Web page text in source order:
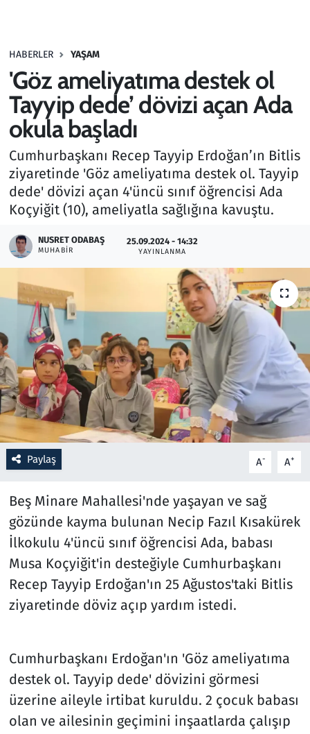
HABERLER YAŞAM
'Göz ameliyatıma destek ol
Tayyip dede’ dövizi açan Ada
okula başladı
Cumhurbaşkanı Recep Tayyip Erdoğan’ın Bitlis
ziyaretinde 'Göz ameliyatıma destek ol. Tayyip
dede' dövizi açan 4'üncü sınıf öğrencisi Ada
Koçyiğit (10), ameliyatla sağlığına kavuştu.
NUSRET ODABAŞ
MUHABIR
25.09.2024 - 14:32
YAYINLANMA
Paylaş A- A+
Beş Minare Mahallesi'nde yaşayan ve sağ
gözünde kayma bulunan Necip Fazıl Kısakürek
İlkokulu 4'üncü sınıf öğrencisi Ada, babası
Musa Koçyiğit'in desteğiyle Cumhurbaşkanı
Recep Tayyip Erdoğan'ın 25 Ağustos'taki Bitlis
ziyaretinde döviz açıp yardım istedi.
Cumhurbaşkanı Erdoğan'ın 'Göz ameliyatıma
destek ol. Tayyip dede' dövizini görmesi
üzerine aileyle irtibat kuruldu. 2 çocuk babası
olan ve ailesinin geçimini inşaatlarda çalışıp
Haber
Kültür Sanat
Kurumsal Haberler
Lezzet Durağı
Memur ve Kamu
Otomobil
Oyun
Ramazan
Resmi İlanlar
Rüya Tabirleri
Sağlık
Savunma Sanayi
Spor
Teknoloji ve Bilim
Televizyon